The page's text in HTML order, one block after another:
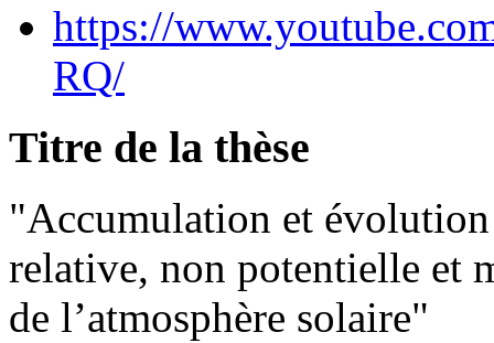
https://
RQ/
Titre de la thèse
"Accumulation et
relative, non potentielle et
de l’atmosphère solaire"